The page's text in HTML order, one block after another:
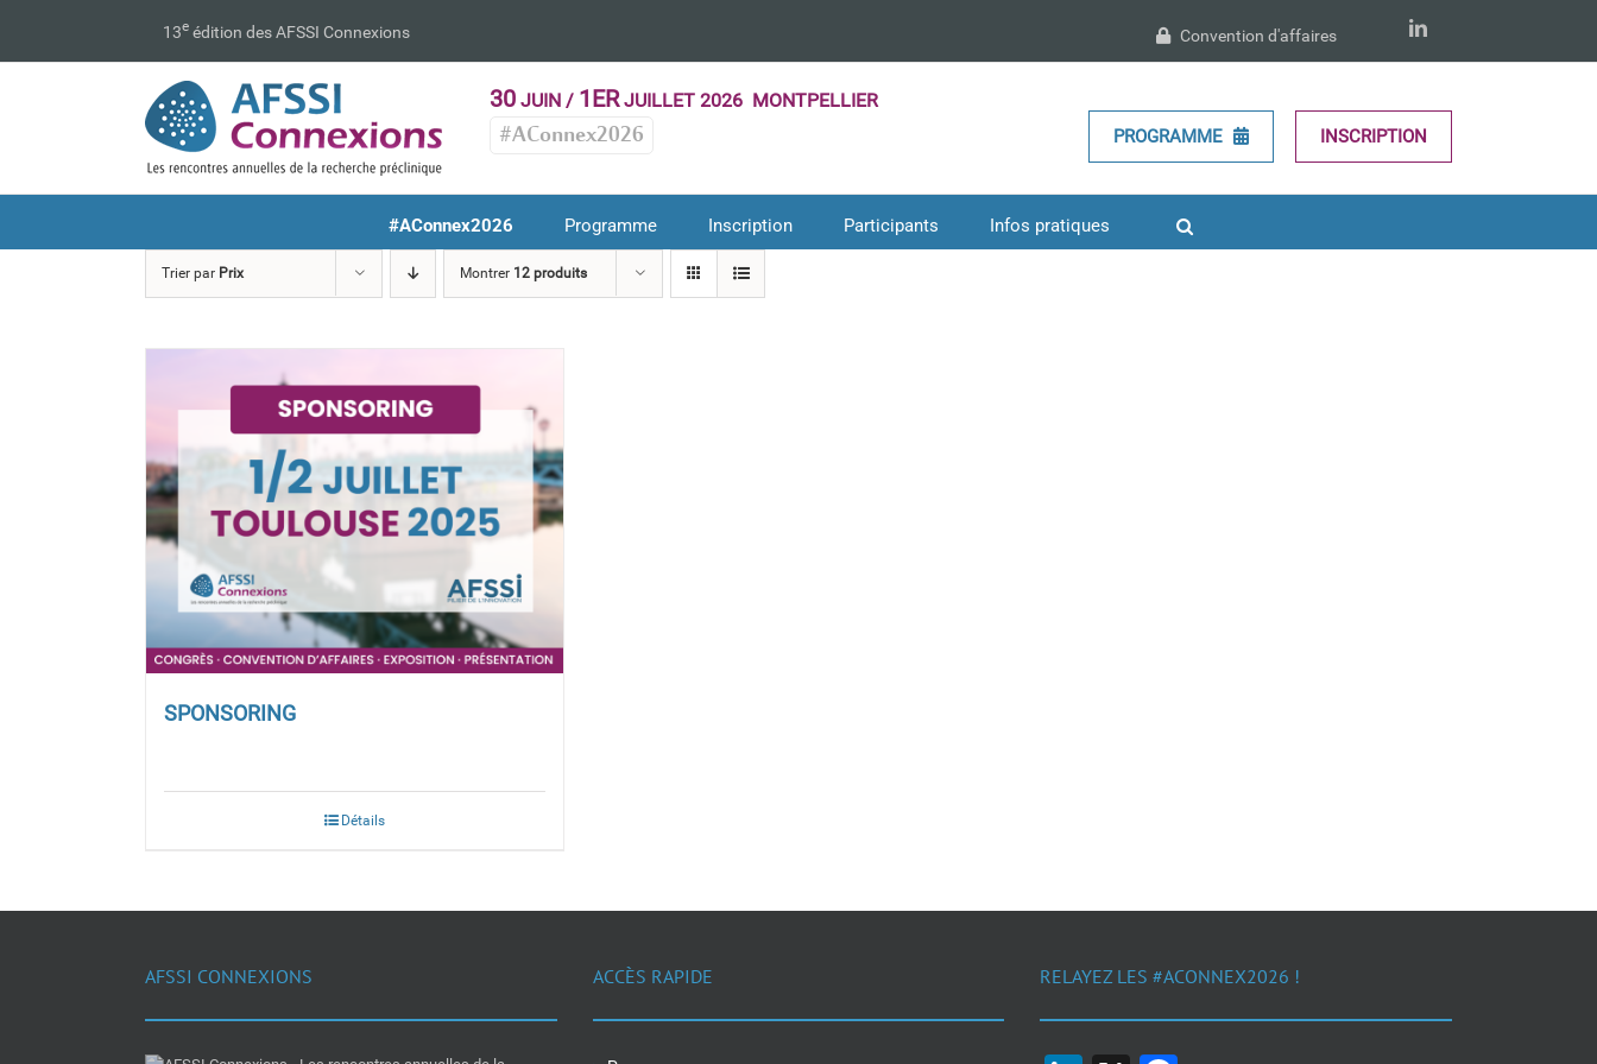
13e édition des AFSSI Connexions LinkedIn
Convention d'affaires
30 JUIN / 1ERJUILLET 2026 MONTPELLIER
#AConnex2026 PROGRAMME INSCRIPTION
#AConnex2026 Programme Inscription Participants Infos pratiques
Trier par Prix Montrer 12 produits
SPONSORING
Détails
AFSSI CONNEXIONS ACCÈS RAPIDE RELAYEZ LES #ACONNEX2026 !